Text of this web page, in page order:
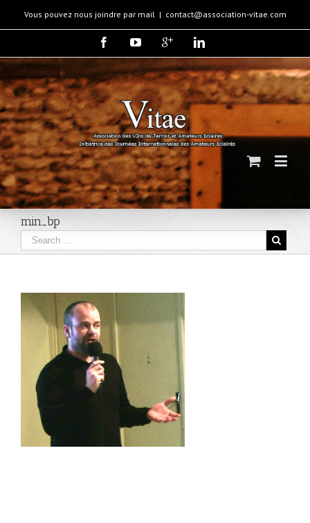
Vous pouvez nous joindre par mail | contact@association-vitae.com
min_bp